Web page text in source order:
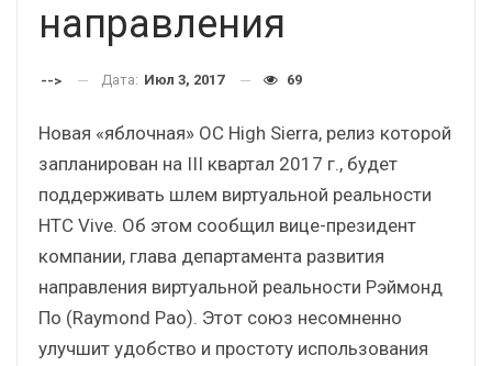
направления
--> Дата: Июл 3, 2017 69
Новая «яблочная» ОС High Sierra, релиз которой
запланирован на III квартал 2017 г., будет
поддерживать шлем виртуальной реальности
HTC Vive. Об этом сообщил вице-президент
компании, глава департамента развития
направления виртуальной реальности Рэймонд
По (Raymond Pao). Этот союз несомненно
улучшит удобство и простоту использования